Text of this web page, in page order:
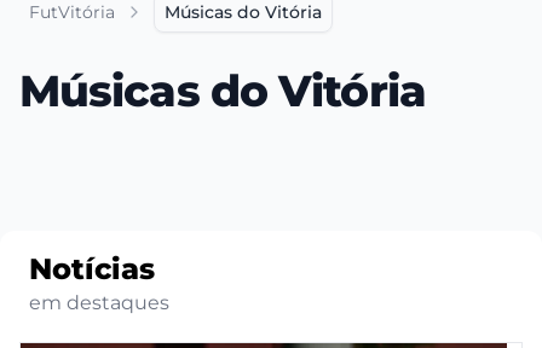
FutVitória Músicas do Vitória
Músicas do Vitória
Notícias
em destaques